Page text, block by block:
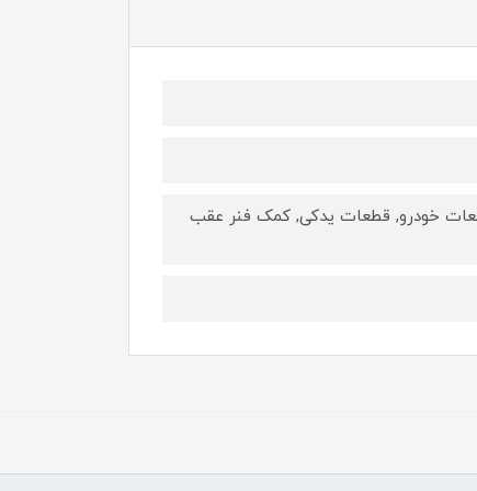
خودرو, قطعات یدکی, کمک فنر عقب